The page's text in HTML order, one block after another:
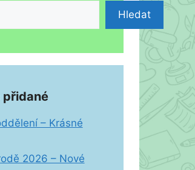
Hledat
přidané
– Krásné
2026 – Nové